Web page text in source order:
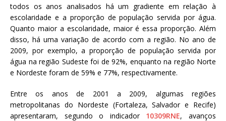
todos os anos analisados há um gradiente em relação à
escolaridade e a proporção de população servida por água.
Quanto maior a escolaridade, maior é essa proporção. Além
disso, há uma variação de acordo com a região. No ano de
2009, por exemplo, a proporção de população servida por
água na região Sudeste foi de 92%, enquanto na região Norte
e Nordeste foram de 59% e 77%, respectivamente.
Entre os anos de 2001 a 2009, algumas regiões
metropolitanas do Nordeste (Fortaleza, Salvador e Recife)
apresentaram, segundo o indicador 10309RNE, avanços